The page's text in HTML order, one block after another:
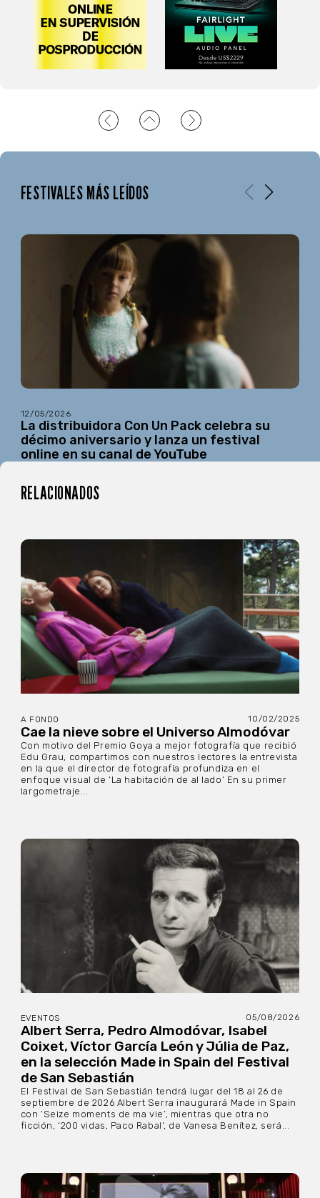
FESTIVALES MÁS LEÍDOS
12/05/2026
La distribuidora Con Un Pack celebra su
décimo aniversario y lanza un festival
online en su canal de YouTube
RELACIONADOS
A FONDO 10/02/2025
Cae la nieve sobre el Universo Almodóvar
Con motivo del Premio Goya a mejor fotografía que recibió
Edu Grau, compartimos con nuestros lectores la entrevista
en la que el director de fotografía profundiza en el
enfoque visual de ‘La habitación de al lado’ En su primer
largometraje...
EVENTOS 05/08/2026
Albert Serra, Pedro Almodóvar, Isabel
Coixet, Víctor García León y Júlia de Paz,
en la selección Made in Spain del Festival
de San Sebastián
El Festival de San Sebastián tendrá lugar del 18 al 26 de
septiembre de 2026 Albert Serra inaugurará Made in Spain
con ‘Seize moments de ma vie’, mientras que otra no
ficción, ‘200 vidas, Paco Rabal’, de Vanesa Benítez, será...